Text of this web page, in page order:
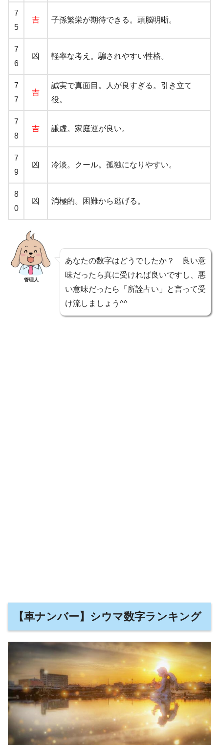
7
5
吉 子孫繁栄が期待できる。頭脳明晰。
7
6
凶 軽率な考え。騙されやすい性格。
7
7
吉
誠実で真面目。人が良すぎる。引き立て
役。
7
8
吉 謙虚。家庭運が良い。
7
9
凶 冷淡。クール。孤独になりやすい。
8
0
凶 消極的。困難から逃げる。
管理人
あなたの数字はどうでしたか？ 良い意
味だったら真に受ければ良いですし、悪
い意味だったら「所詮占い」と言って受
け流しましょう^^
【車ナンバー】シウマ数字ランキング